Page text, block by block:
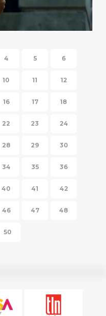
4 5 6
10 11 12
16 17 18
22 23 24
28 29 30
34 35 36
40 41 42
46 47 48
50